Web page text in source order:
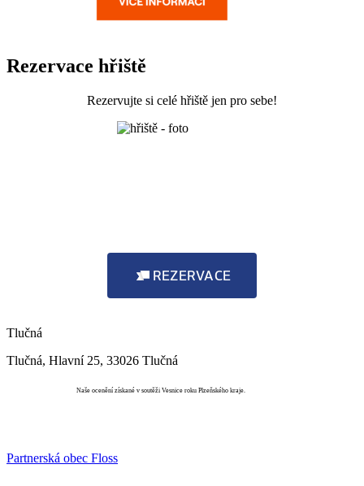
Rezervace hřiště
Rezervujte si celé hřiště jen pro sebe!
REZERVACE
Tlučná
Tlučná, Hlavní 25, 33026 Tlučná
Naše ocenění získané v soutěži Vesnice roku Plzeňského kraje.
Partnerská obec Floss